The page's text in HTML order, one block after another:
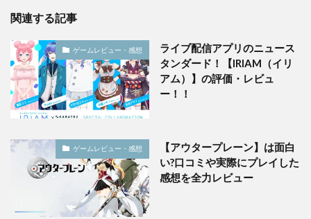
関連する記事
ゲームレビュー・感想
ライブ配信アプリのニュース
タンダード！【IRIAM（イリ
アム）】の評価・レビュ
ー！！
ゲームレビュー・感想
【アウタープレーン】は面白
い?口コミや実際にプレイした
感想を全力レビュー